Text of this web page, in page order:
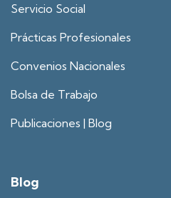
Servicio Social
Prácticas Profesionales
Convenios Nacionales
Bolsa de Trabajo
Publicaciones | Blog
Blog